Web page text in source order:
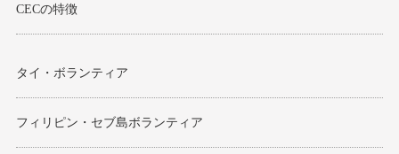
CECの特徴
タイ・ボランティア
フィリピン・セブ島ボランティア